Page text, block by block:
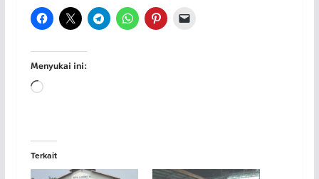
Menyukai ini:
Memuat...
Terkait